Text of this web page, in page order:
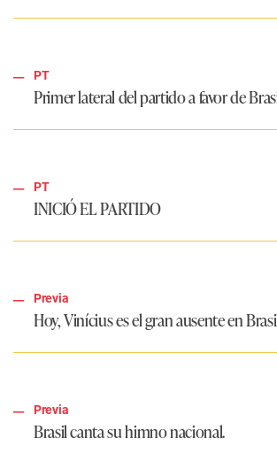
PT
Primer lateral del partido a favor de
PT
INICIÓ EL PARTIDO
Previa
Hoy, Vinícius es el gran ausente en
Previa
Brasil canta su himno nacional.